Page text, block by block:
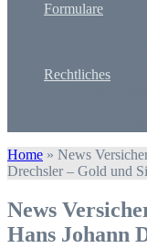
Formulare
Rechtliches
Home » News
Drechsler – Gold und
News
Hans Johann